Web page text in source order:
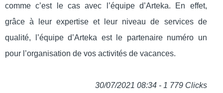
comme c’est le cas avec l’équipe d’Arteka. En effet,
grâce à leur expertise et leur niveau de services de
qualité, l’équipe d’Arteka est le partenaire numéro un
pour l’organisation de vos activités de vacances.
30/07/2021 08:34 - 1 779 Clicks